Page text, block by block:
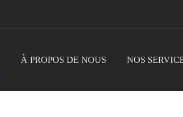
À PROPOS DE NOUS NOS